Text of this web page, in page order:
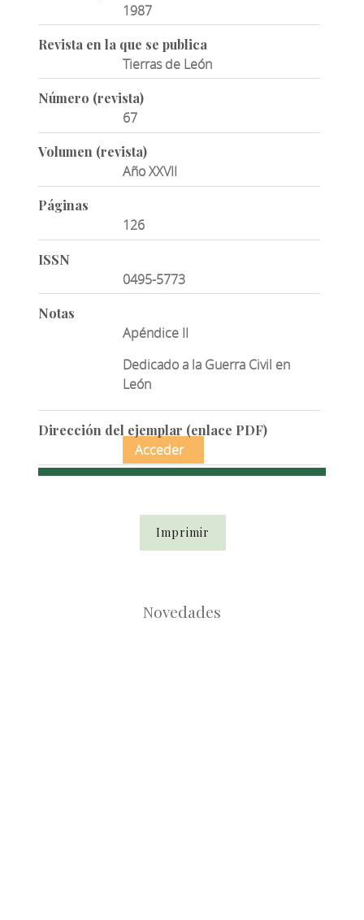
1987
Revista en la que se publica
Tierras de León
Número (revista)
67
Volumen (revista)
Año XXVII
Páginas
126
ISSN
0495-5773
Notas
Apéndice II
Dedicado a la Guerra Civil en
León
Dirección del ejemplar (enlace PDF)
Acceder
Imprimir
Novedades